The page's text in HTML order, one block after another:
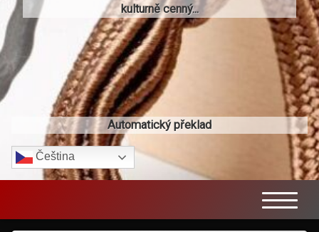
kulturně cenný...
Automatický překlad
Čeština‎